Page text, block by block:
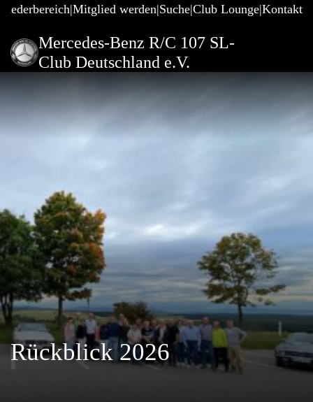
Mitglied werden Suche Club Lounge Kontakt
Mercedes-Benz R/C 107 SL-
Club Deutschland e.V.
Rückblick 2026